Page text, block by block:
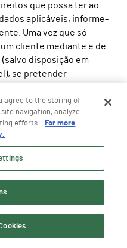
que possa ter ao
aplicáveis, informe-
Uma vez que só
cliente mediante e de
disposição em
se pretender
indique-nos o
os seus dados.
para esse cliente e
para responder ao
relativamente às
pessoais com o objetivo
na ligação "anular
inferior dessas
agree to the storing of
navigation, analyze
efforts.
For more